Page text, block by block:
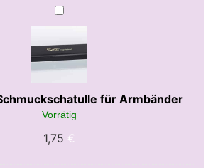
SCH01
Schmuckschatulle
für
Armbänder
für Armbänder
Vorrätig
1,75 €